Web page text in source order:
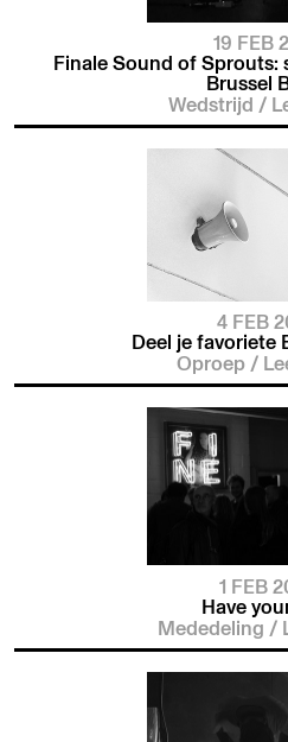
19 FEB
Finale Sound of
Brussel
Wedstrijd /
4 FEB
Deel je favoriete
Oproep /
1 FEB
Have
Mededeling /